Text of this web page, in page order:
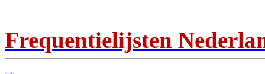
Frequentielijsten